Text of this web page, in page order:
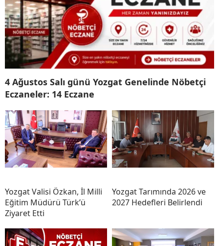
4 Ağustos Salı günü Yozgat Genelinde Nöbetçi
Eczaneler: 14 Eczane
Yozgat Valisi Özkan, İl Milli
Eğitim Müdürü Türk’ü
Ziyaret Etti
Yozgat Tarımında 2026 ve
2027 Hedefleri Belirlendi